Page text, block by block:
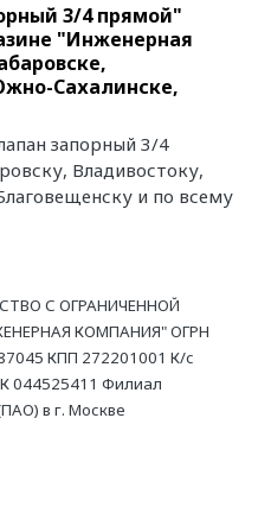
3/4 прямой"
"Инженерная
Сахалинске,
запорный 3/4
Владивостоку,
и по всему
С ОГРАНИЧЕННОЙ
КОМПАНИЯ" ОГРН
КПП 272201001 К/с
044525411 Филиал
в г. Москве